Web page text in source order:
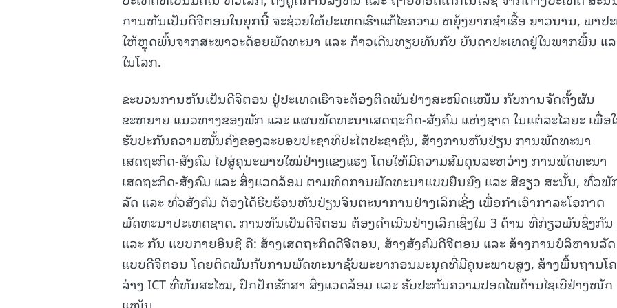
ການຫັນເປັນດີຈີຕອນໃນຍຸກນີ້ ຈະຊ່ວຍໃຫ້ປະເທດເຮົາແກ້ໄຂຄວາມ ຫຍຸ້ງຍາກຊໍາເຮື້ອ ຍາວນານ, ພາປ
ໃຫ້ຫຼຸດພົ້ນຈາກສະພາວະດ້ອຍພັດທະນາ ແລະ ກ້າວເດີນທຽບທັນກັບ ບັນດາປະເທດຢູ່ໃນພາກພື້ນ ແ
ໃນໂລກ.
ຂະບວນການຫັນເປັນດີຈີຕອນ ຢູ່ປະເທດເຮົາຈະຕ້ອງຕິດພັນຢ່າງສະໜິດແໜ້ນ ກັບການຈັດຕັ້ງຜັນ
ຂະຫຍາຍ ແນວທາງຂອງພັກ ແລະ ແຜນພັດທະນາເສດຖະກິດ-ສັງຄົມ ແຫ່ງຊາດ ໃນແຕ່ລະໄລຍະ ເພື່ອ
ຮັບປະກັນຄວາມໝັ້ນຄົງຂອງລະບອບປະຊາທິປະໄຕປະຊາຊົນ, ສ້າງການຫັນປ່ຽນ ການພັດທະນາ
ເສດຖະກິດ-ສັງຄົມ ໄປສູ່ຄຸນະພາບໃໝ່ຢ່າງແຂງແຮງ ໂດຍໃຫ້ມີຄວາມສົມດຸນລະຫວ່າງ ການພັດທະນາ
ເສດຖະກິດ-ສັງຄົມ ແລະ ສິ່ງແວດລ້ອມ ຕາມທິດການພັດທະນາແບບຍືນຍົງ ແລະ ສີຂຽວ ສະນັ້ນ, ທົ່ວ
ລັດ ແລະ ທົ່ວສັງຄົມ ຕ້ອງໄດ້ຮີບຮ້ອນຫັນປ່ຽນຈິນຕະນາການຢ່າງເລິກເຊິ່ງ ເພື່ອກຳເອົາກາລະໂອກາດ
ພັດທະນາປະເທດຊາດ. ການຫັນເປັນດີຈີຕອນ ຕ້ອງດໍາເນີນຢ່າງເລິກເຊິ່ງໃນ 3 ດ້ານ ທີ່ກ່ຽວພັນຊຶ່ງກັນ
ແລະ ກັນ ແບບກາຍອິນຊີ ຄື: ສ້າງເສດຖະກິດດີຈີຕອນ, ສ້າງສັງຄົມດີຈີຕອນ ແລະ ສ້າງການບໍລິຫານລັດ
ແບບດີຈີຕອນ ໂດຍຕິດພັນກັບການພັດທະນາຊັບພະຍາກອນມະນຸດທີ່ມີຄຸນະພາບສູງ, ສ້າງພື້ນຖານໂ
ລ່າງ ICT ທີ່ທັນສະໄໝ, ປົກປັກຮັກສາ ສິ່ງແວດລ້ອມ ແລະ ຮັບປະກັນຄວາມປອດໄພດ້ານໄຊເບີຢ່າງໜັກ